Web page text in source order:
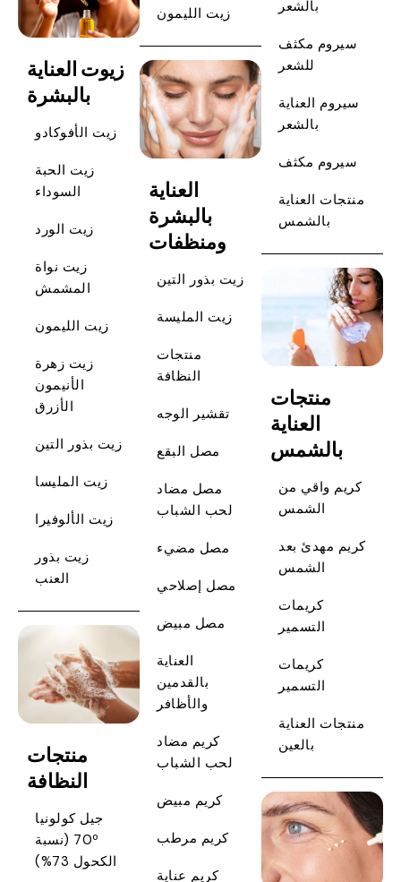
بالشعر
سيروم مكثف
للشعر
سيروم العناية
بالشعر
سيروم مكثف
منتجات العناية
بالشمس
منتجات
العناية
بالشمس
كريم واقي من
الشمس
كريم مهدئ بعد
الشمس
كريمات
التسمير
كريمات
التسمير
منتجات العناية
بالعين
زيت الليمون
العناية
بالبشرة
ومنظفات
زيت بذور التين
زيت المليسة
منتجات
النظافة
تقشير الوجه
مصل البقع
مصل مضاد
لحب الشباب
مصل مضيء
مصل إصلاحي
مصل مبيض
العناية
بالقدمين
والأظافر
كريم مضاد
لحب الشباب
كريم مبيض
كريم مرطب
كريم عناية
زيوت العناية
بالبشرة
زيت الأفوكادو
زيت الحبة
السوداء
زيت الورد
زيت نواة
المشمش
زيت الليمون
زيت زهرة
الأنيمون
الأزرق
زيت بذور التين
زيت المليسا
زيت الألوفيرا
زيت بذور
العنب
منتجات
النظافة
جيل كولونيا
70º (نسبة
الكحول 73%)